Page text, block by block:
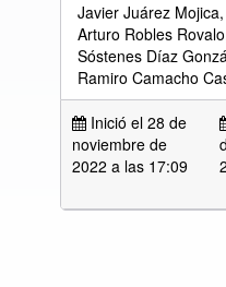
Javier Juárez
Arturo Robles
Sóstenes Díaz
Ramiro Camacho
Inició el 28 de
noviembre de
2022 a las 17:09